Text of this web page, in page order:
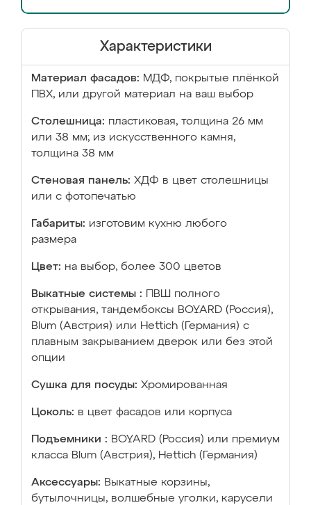
Характеристики
Материал фасадов: МДФ, покрытые плёнкой
ПВХ, или другой материал на ваш выбор
Столешница: пластиковая, толщина 26 мм
или 38 мм; из искусственного камня,
толщина 38 мм
Стеновая панель: ХДФ в цвет столешницы
или с фотопечатью
Габариты: изготовим кухню любого
размера
Цвет: на выбор, более 300 цветов
Выкатные системы :
ПВШ полного
открывания, тандембоксы BOYARD (Россия),
Blum (Австрия) или Hettich (Германия) с
плавным закрыванием дверок или без этой
опции
Сушка для посуды: Хромированная
Цоколь: в цвет фасадов или корпуса
Подъемники : BOYARD (Россия) или премиум
класса Blum (Австрия), Hettich (Германия)
Аксессуары: Выкатные корзины,
бутылочницы, волшебные уголки, карусели